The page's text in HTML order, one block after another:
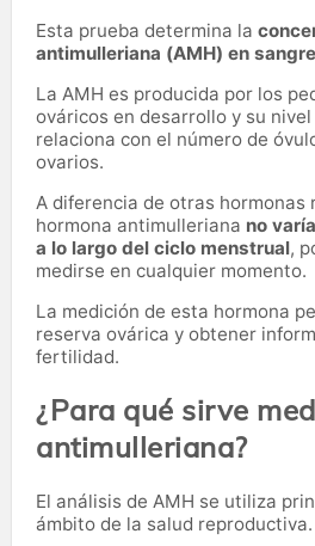
Esta prueba determina la
antimulleriana (AMH) en sangre
La AMH es producida por los
ováricos en desarrollo y su
relaciona con el número de
ovarios.
A diferencia de otras hormonas
hormona antimulleriana no
a lo largo del ciclo menstrual,
medirse en cualquier momento.
La medición de esta hormona
reserva ovárica y obtener
fertilidad.
¿Para qué sirve
antimulleriana?
El análisis de AMH se utiliza
ámbito de la salud reproductiva.